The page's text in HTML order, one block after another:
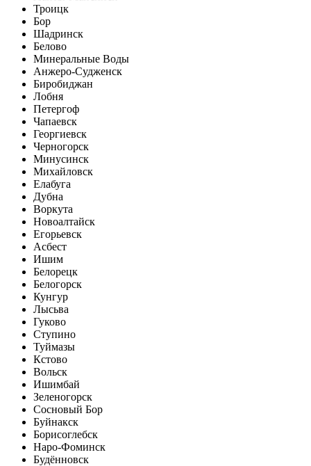
Троицк
Бор
Шадринск
Белово
Минеральные Воды
Анжеро-Судженск
Биробиджан
Лобня
Петергоф
Чапаевск
Георгиевск
Черногорск
Минусинск
Михайловск
Елабуга
Дубна
Воркута
Новоалтайск
Егорьевск
Асбест
Ишим
Белорецк
Белогорск
Кунгур
Лысьва
Гуково
Ступино
Туймазы
Кстово
Вольск
Ишимбай
Зеленогорск
Сосновый Бор
Буйнакск
Борисоглебск
Наро-Фоминск
Будённовск